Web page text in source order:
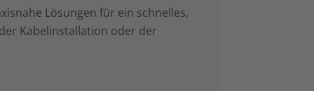
Lösungen für ein schnelles,
Kabelinstallation oder der